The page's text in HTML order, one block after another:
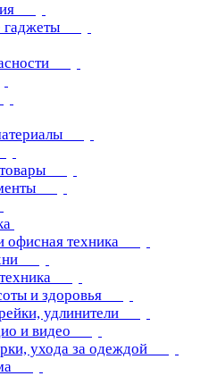
техника
и здоровья
удлинители
и видео
ухода за одеждой